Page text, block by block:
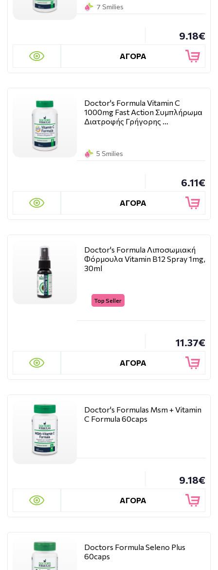
7 Smilies
9.18€
ΑΓΟΡΑ
Doctor's Formula Vitamin C
1000mg Fast Action Συμπλήρωμα
Διατροφής Γρήγορης …
5 Smilies
6.11€
ΑΓΟΡΑ
Doctor's Formula Λιποσωμιακή
Φόρμουλα Vitamin B12 Spray 1mg,
30ml
Top Seller
11.37€
ΑΓΟΡΑ
Doctor's Formulas Msm + Vitamin
C Formula 60caps
9.18€
ΑΓΟΡΑ
Doctors Formula Seleno Plus
60caps